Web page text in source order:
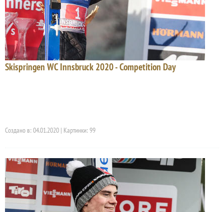
Skispringen WC Innsbruck 2020 - Competition Day
Создано в: 04.01.2020 | Картинки: 99